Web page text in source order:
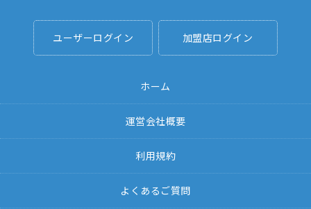
ユーザーログイン 加盟店ログイン
ホーム
運営会社概要
利用規約
よくあるご質問